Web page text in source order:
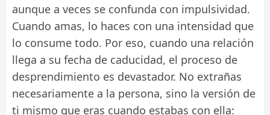
aunque a veces se confunda con impulsividad.
Cuando amas, lo haces con una intensidad que
lo consume todo. Por eso, cuando una relación
llega a su fecha de caducidad, el proceso de
desprendimiento es devastador. No extrañas
necesariamente a la persona, sino la versión de
ti mismo que eras cuando estabas con ella: